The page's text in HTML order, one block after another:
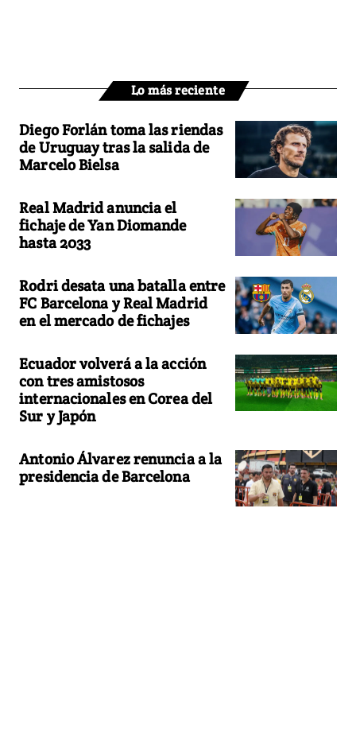
Lo más reciente
Diego Forlán toma las riendas
de Uruguay tras la salida de
Marcelo Bielsa
Real Madrid anuncia el
fichaje de Yan Diomande
hasta 2033
Rodri desata una batalla entre
FC Barcelona y Real Madrid
en el mercado de fichajes
Ecuador volverá a la acción
con tres amistosos
internacionales en Corea del
Sur y Japón
Antonio Álvarez renuncia a la
presidencia de Barcelona